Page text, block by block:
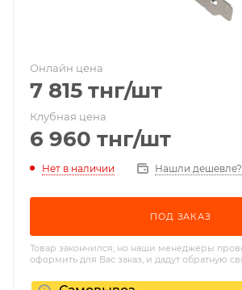
Онлайн цена
7 815 тнг/шт
Клубная цена
6 960 тнг/шт
Нет в наличии Нашли дешевле?
ПОД ЗАКАЗ
Товар закончился, но наши менеджеры
оформить для Вас заказ, и дадут обратную